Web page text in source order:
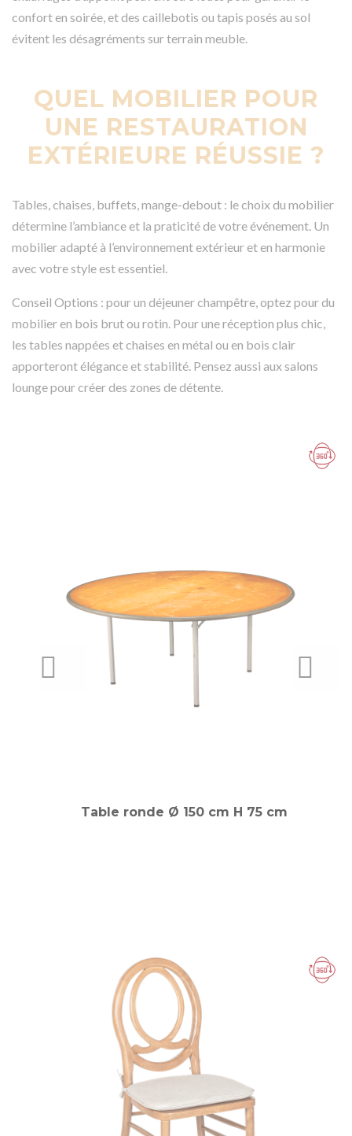
confort en soirée, et des caillebotis ou tapis posés au sol
évitent les désagréments sur terrain meuble.
QUEL MOBILIER POUR
UNE RESTAURATION
EXTÉRIEURE RÉUSSIE ?
Tables, chaises, buffets, mange-debout : le choix du mobilier
détermine l’ambiance et la praticité de votre événement. Un
mobilier adapté à l’environnement extérieur et en harmonie
avec votre style est essentiel.
Conseil Options : pour un déjeuner champêtre, optez pour du
mobilier en bois brut ou rotin. Pour une réception plus chic,
les tables nappées et chaises en métal ou en bois clair
apporteront élégance et stabilité. Pensez aussi aux salons
lounge pour créer des zones de détente.
PREVIOUS
Table ronde Ø 150 cm H 75 cm